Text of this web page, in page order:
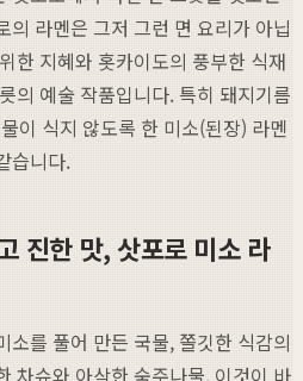
의 라멘은 그저 그런 면 요리가 아닙
한 지혜와 홋카이도의 풍부한 식재
의 예술 작품입니다. 특히 돼지기름
이 식지 않도록 한 미소(된장) 라멘
습니다.
진한 맛, 삿포로 미소 라
소를 풀어 만든 국물, 쫄깃한 식감의
차슈와 아삭한 숙주나물. 이것이 바